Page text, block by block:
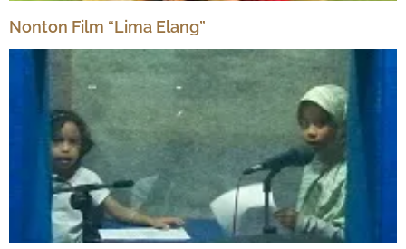
Nonton Film “Lima Elang”